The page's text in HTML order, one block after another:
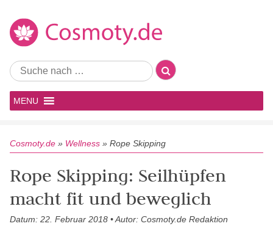
MENU
Cosmoty.de » Wellness » Rope Skipping
Rope Skipping: Seilhüpfen
macht fit und beweglich
Datum: 22. Februar 2018 • Autor: Cosmoty.de Redaktion